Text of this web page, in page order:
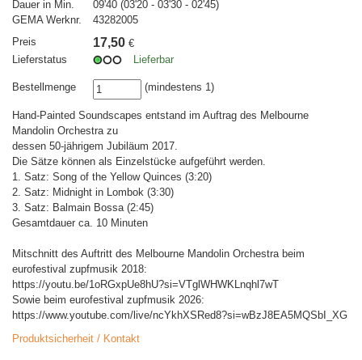
Dauer in Min.
09'40 (03'20 - 03'30 - 02'45)
GEMA Werknr.
43282005
Preis
17,50 €
Lieferstatus
Lieferbar
Bestellmenge (mindestens 1)
Hand-Painted Soundscapes entstand im Auftrag des Melbourne
Mandolin Orchestra zu
dessen 50-jährigem Jubiläum 2017.
Die Sätze können als Einzelstücke aufgeführt werden.
1. Satz: Song of the Yellow Quinces (3:20)
2. Satz: Midnight in Lombok (3:30)
3. Satz: Balmain Bossa (2:45)
Gesamtdauer ca. 10 Minuten
Mitschnitt des Auftritt des Melbourne Mandolin Orchestra beim
eurofestival zupfmusik 2018:
https://youtu.be/1oRGxpUe8hU?si=VTglWHWKLnqhl7wT
Sowie beim eurofestival zupfmusik 2026:
https://www.youtube.com/live/ncYkhXSRed8?si=wBzJ8EA5MQSbI_XG
Produktsicherheit / Kontakt